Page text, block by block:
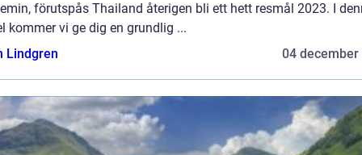
förutspås Thailand återigen bli ett hett resmål 2023. I
kommer vi ge dig en grundlig ...
Lindgren
04 december